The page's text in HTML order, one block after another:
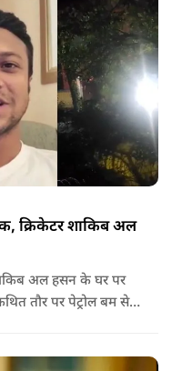
क्रिकेटर शाकिब अल
अल हसन के घर पर
तौर पर पेट्रोल बम से